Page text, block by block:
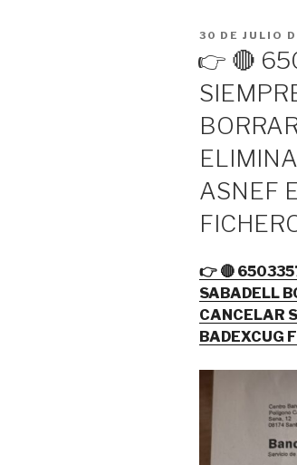
PUBLICADO
30 DE JULIO
👉 🔴
ASNEF
👉 🔴
SABADELL
CANCELAR
BADEXCUG